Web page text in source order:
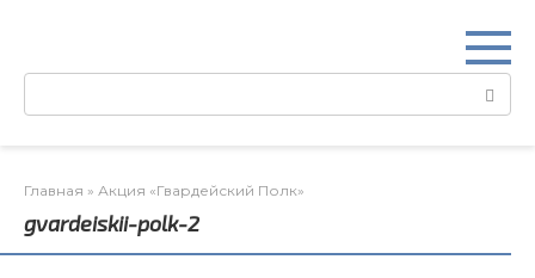
Поиск:
Главная » Акция «Гвардейский Полк»
gvardeiskii-polk-2